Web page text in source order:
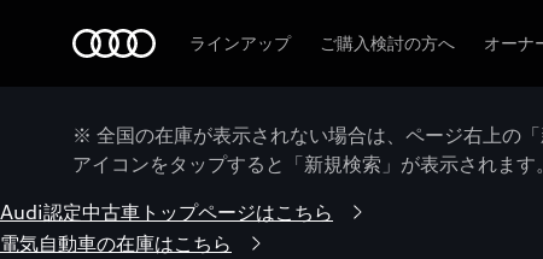
ラインアップ ご購入検討の方へ オーナ
※ 全国の在庫が表示されない場合は、ページ右上の
アイコンをタップすると「新規検索」が表示されます。
Audi認定中古車トップページはこちら
電気自動車の在庫はこちら